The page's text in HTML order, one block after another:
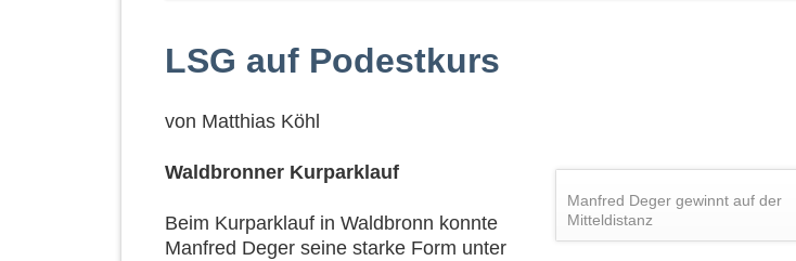
LSG auf Podestkurs
von Matthias Köhl
Manfred Deger gewinnt auf der
Mitteldistanz
Waldbronner Kurparklauf
Beim Kurparklauf in Waldbronn konnte
Manfred Deger seine starke Form unter